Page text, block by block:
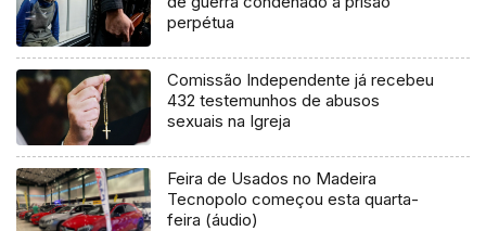
perpétua
Comissão Independente já recebeu
432 testemunhos de abusos
sexuais na Igreja
Feira de Usados no Madeira
Tecnopolo começou esta quarta-
feira (áudio)